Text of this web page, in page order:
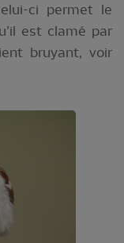
ci permet le
est clamé par
bruyant, voir